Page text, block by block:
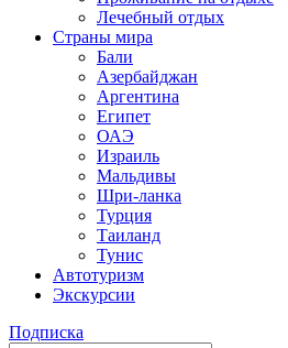
Лечебный отдых
Страны мира
Бали
Азербайджан
Аргентина
Египет
ОАЭ
Израиль
Мальдивы
Шри-ланка
Турция
Таиланд
Тунис
Автотуризм
Экскурсии
Подписка